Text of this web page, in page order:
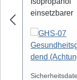
Hochreiner
eignet sich
von z.B.